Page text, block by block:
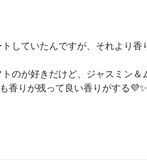
していたんですが、それより香
のが好きだけど、ジャスミン＆
香りが残って良い香りがする💜✨